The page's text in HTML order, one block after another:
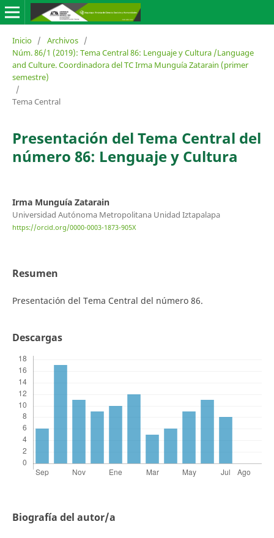
Inicio / Archivos /
Núm. 86/1 (2019): Tema Central 86: Lenguaje y Cultura /Language
and Culture. Coordinadora del TC Irma Munguía Zatarain (primer
semestre)
/
Tema Central
Presentación del Tema Central del
número 86: Lenguaje y Cultura
Irma Munguía Zatarain
Universidad Autónoma Metropolitana Unidad Iztapalapa
https://orcid.org/0000-0003-1873-905X
Resumen
Presentación del Tema Central del número 86.
Descargas
Biografía del autor/a